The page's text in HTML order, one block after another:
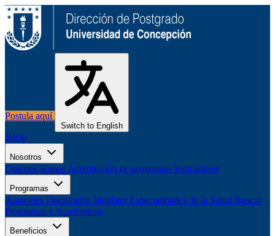
Postula aquí
Switch to English
Inicio
Nosotros
Quiénes Somos Acreditación de programas Indicadores
Programas
Aranceles Doctorados Magíster Especialidades de la Salud Buscar
Programas y Académicos
Beneficios